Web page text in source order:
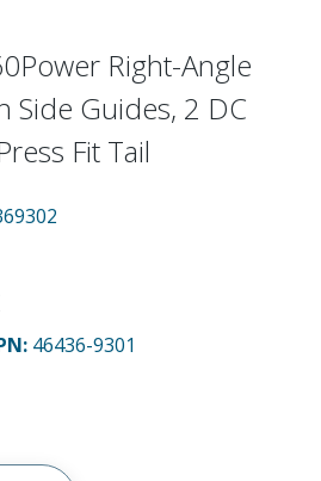
Right-Angle
Side Guides, 2 DC
Fit Tail
46436-9301